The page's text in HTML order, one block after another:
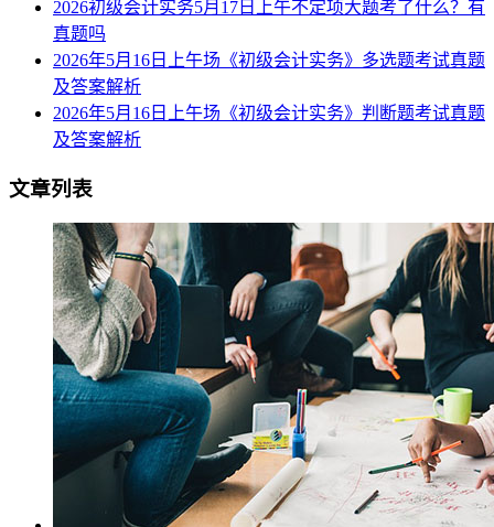
2026初级会计实务5月17日上午不定项大题考了什么？有
真题吗
2026年5月16日上午场《初级会计实务》多选题考试真题
及答案解析
2026年5月16日上午场《初级会计实务》判断题考试真题
及答案解析
文章列表